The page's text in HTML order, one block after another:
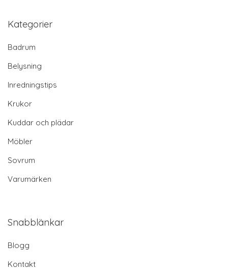
Kategorier
Badrum
Belysning
Inredningstips
Krukor
Kuddar och plädar
Möbler
Sovrum
Varumärken
Snabblänkar
Blogg
Kontakt